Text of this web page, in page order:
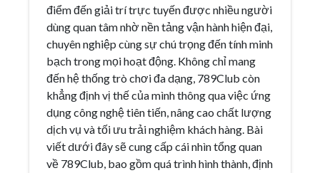
điểm đến giải trí trực tuyến được nhiều người
dùng quan tâm nhờ nền tảng vận hành hiện đại,
chuyên nghiệp cùng sự chú trọng đến tính minh
bạch trong mọi hoạt động. Không chỉ mang
đến hệ thống trò chơi đa dạng, 789Club còn
khẳng định vị thế của mình thông qua việc ứng
dụng công nghệ tiên tiến, nâng cao chất lượng
dịch vụ và tối ưu trải nghiệm khách hàng. Bài
viết dưới đây sẽ cung cấp cái nhìn tổng quan
về 789Club, bao gồm quá trình hình thành, định